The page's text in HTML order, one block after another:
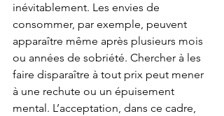
inévitablement. Les envies de
consommer, par exemple, peuvent
apparaître même après plusieurs mois
ou années de sobriété. Chercher à les
faire disparaître à tout prix peut mener
à une rechute ou un épuisement
mental. L’acceptation, dans ce cadre,